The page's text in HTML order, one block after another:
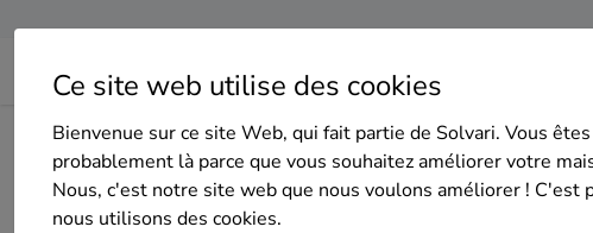
Ce site web utilise des cookies
Bienvenue sur ce site Web, qui fait partie de Solvari. Vous êtes
probablement là parce que vous souhaitez améliorer votre
Nous, c'est notre site web que nous voulons améliorer ! C'est
nous utilisons des cookies.
Home Isolation des murs creux Brabant wallon Chaumont-